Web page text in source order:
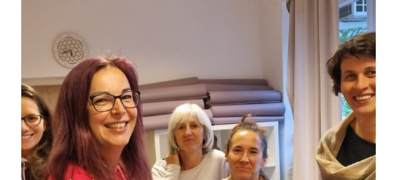
2023 Porod očima dítěte,
Appleton, Praha
2025 Jemným dotykem,
Etienne Peirceman, Praha
od 2026 Výcvik Integrované
terapie dětí IBT, Matthew